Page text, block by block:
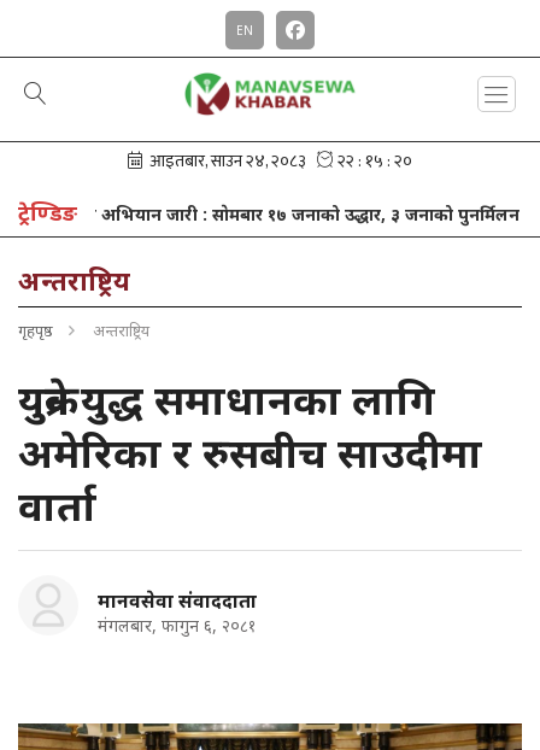
EN
ट्रेण्डिङजारी : साेमबार १७ जनाको उद्धार, ३ जनाको पुनर्मिलन खाजा
अन्तराष्ट्रिय
गृहपृष्ठ अन्तराष्ट्रिय
युक्रेन युद्ध समाधानका लागि
अमेरिका र रुसबीच साउदीमा
वार्ता
मानवसेवा संवाददाता
मंगलबार, फागुन ६, २०८१